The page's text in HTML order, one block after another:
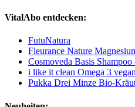
VitalAbo entdecken:
FutuNatura
Fleurance Nature
Cosmoveda Basis
i like it clean Omega 3 vegan
Pukka Drei Minze Bio-